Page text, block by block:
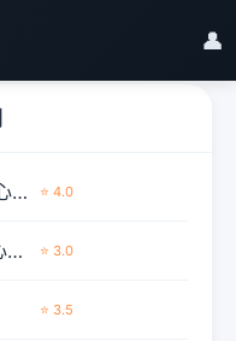
👤
爱·回家之开心速递 ⭐ 4.0
爱回家之开心速递 ⭐ 3.0
⭐ 3.5